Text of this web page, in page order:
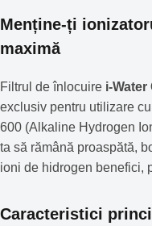
Menține-ți
maximă
Filtrul de înlocuire i-
exclusiv pentru utilizare
600 (Alkaline Hydrogen
ta să rămână proaspătă,
ioni de hidrogen benefici,
Caracteristici